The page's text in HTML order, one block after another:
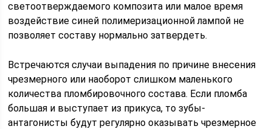
светоотверждаемого композита или малое время
воздействие синей полимеризационной лампой не
позволяет составу нормально затвердеть.
Встречаются случаи выпадения по причине внесения
чрезмерного или наоборот слишком маленького
количества пломбировочного состава. Если пломба
большая и выступает из прикуса, то зубы-
антагонисты будут регулярно оказывать чрезмерное